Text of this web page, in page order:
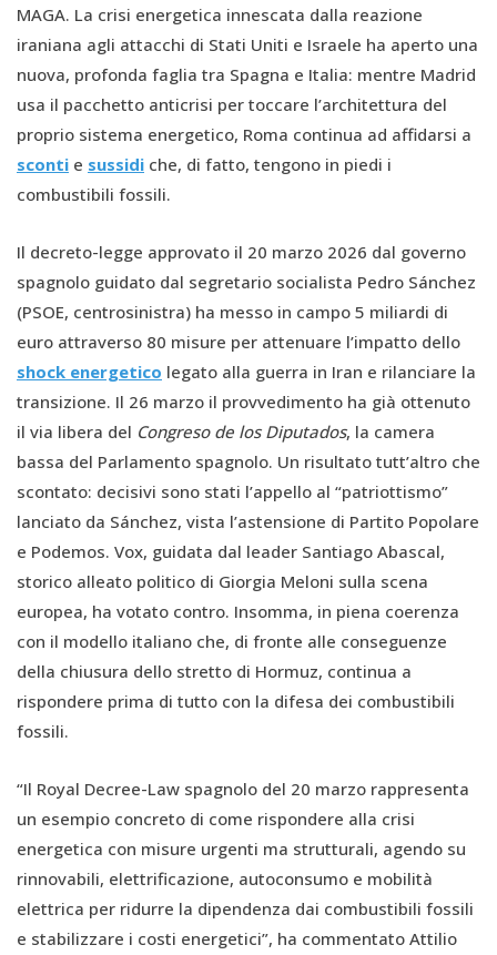
MAGA. La crisi energetica innescata dalla reazione
iraniana agli attacchi di Stati Uniti e Israele ha aperto una
nuova, profonda faglia tra Spagna e Italia: mentre Madrid
usa il pacchetto anticrisi per toccare l’architettura del
proprio sistema energetico, Roma continua ad affidarsi a
sconti e sussidi che, di fatto, tengono in piedi i
combustibili fossili.
Il decreto-legge approvato il 20 marzo 2026 dal governo
spagnolo guidato dal segretario socialista Pedro Sánchez
(PSOE, centrosinistra) ha messo in campo 5 miliardi di
euro attraverso 80 misure per attenuare l’impatto dello
shock energetico legato alla guerra in Iran e rilanciare la
transizione. Il 26 marzo il provvedimento ha già ottenuto
il via libera del Congreso de los Diputados, la camera
bassa del Parlamento spagnolo. Un risultato tutt’altro che
scontato: decisivi sono stati l’appello al “patriottismo”
lanciato da Sánchez, vista l’astensione di Partito Popolare
e Podemos. Vox, guidata dal leader Santiago Abascal,
storico alleato politico di Giorgia Meloni sulla scena
europea, ha votato contro. Insomma, in piena coerenza
con il modello italiano che, di fronte alle conseguenze
della chiusura dello stretto di Hormuz, continua a
rispondere prima di tutto con la difesa dei combustibili
fossili.
“Il Royal Decree-Law spagnolo del 20 marzo rappresenta
un esempio concreto di come rispondere alla crisi
energetica con misure urgenti ma strutturali, agendo su
rinnovabili, elettrificazione, autoconsumo e mobilità
elettrica per ridurre la dipendenza dai combustibili fossili
e stabilizzare i costi energetici”, ha commentato Attilio